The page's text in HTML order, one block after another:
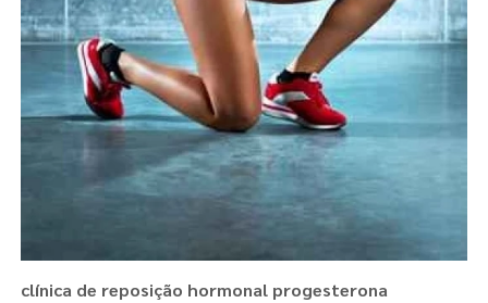
clínica de reposição hormonal progesterona